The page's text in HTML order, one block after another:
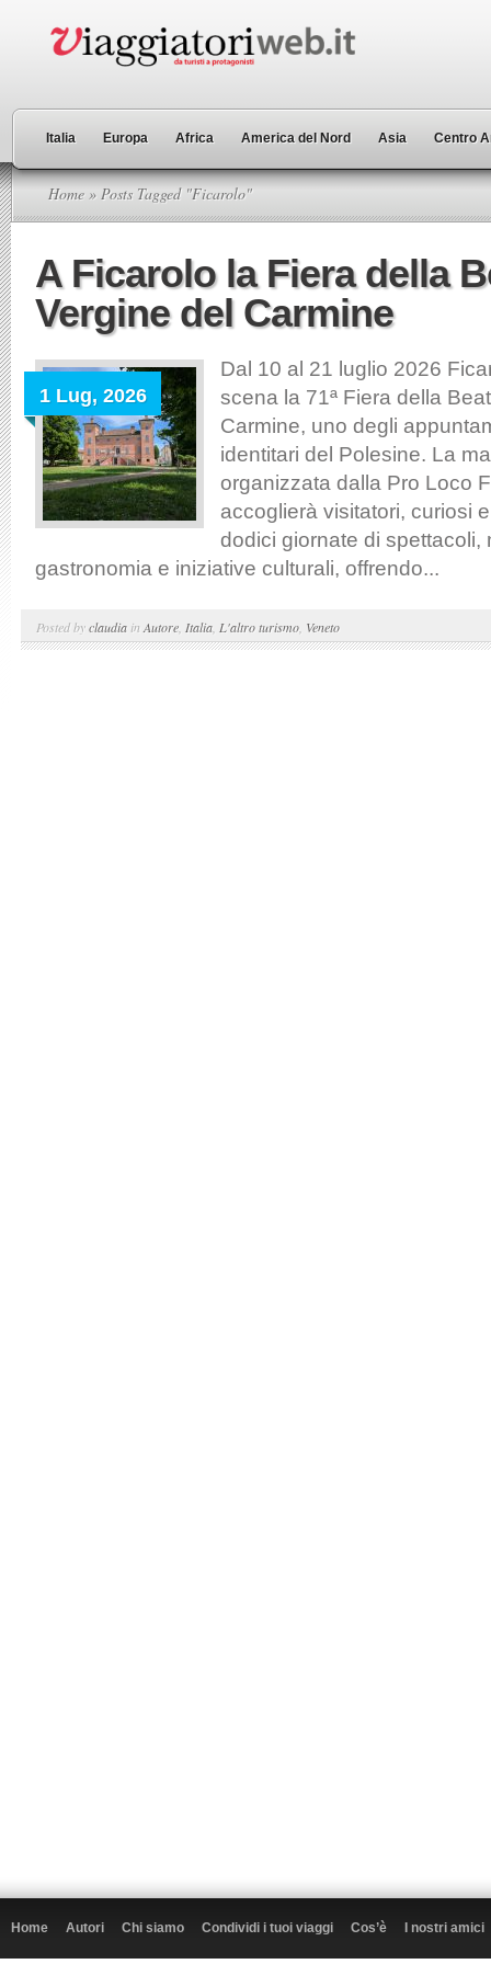
Italia Europa Africa America del Nord Asia Centro
Home » Posts Tagged "Ficarolo"
A Ficarolo la Fiera della
Vergine del Carmine
1 Lug, 2026
Dal 10 al 21 luglio 2026
scena la 71ª Fiera della
Carmine, uno degli
identitari del Polesine. La
organizzata dalla Pro Loco
accoglierà visitatori, curiosi
dodici giornate di spettacoli,
gastronomia e iniziative culturali, offrendo...
Posted byclaudia in Autore Italia L'altro turismo Veneto
Home Autori Chi siamo Condividi i tuoi viaggi Cos’è I nostri amici